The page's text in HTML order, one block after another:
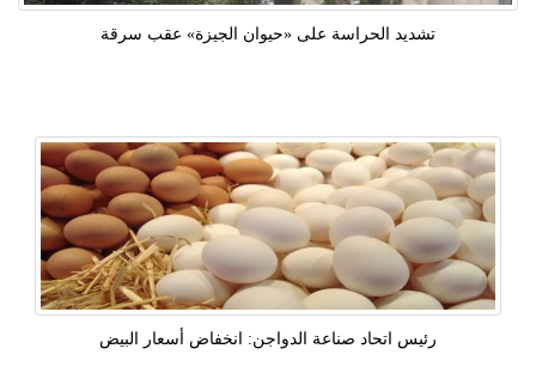
تشديد الحراسة على «حيوان الجيزة» عقب سرقة
رئيس اتحاد صناعة الدواجن: انخفاض أسعار البيض